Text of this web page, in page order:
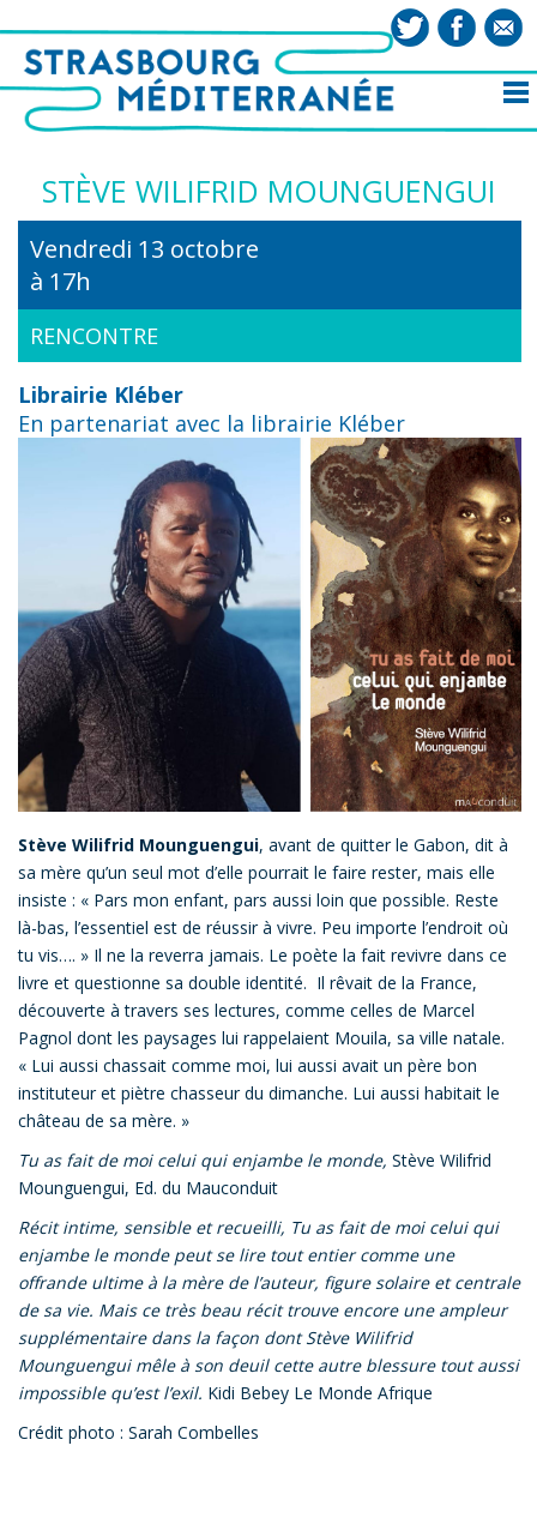
STÈVE WILIFRID MOUNGUENGUI
Vendredi 13 octobre
à 17h
RENCONTRE
Librairie Kléber
En partenariat avec la librairie Kléber
Stève Wilifrid Mounguengui, avant de quitter le Gabon, dit à
sa mère qu’un seul mot d’elle pourrait le faire rester, mais elle
insiste : « Pars mon enfant, pars aussi loin que possible. Reste
là-bas, l’essentiel est de réussir à vivre. Peu importe l’endroit où
tu vis…. » Il ne la reverra jamais. Le poète la fait revivre dans ce
livre et questionne sa double identité. Il rêvait de la France,
découverte à travers ses lectures, comme celles de Marcel
Pagnol dont les paysages lui rappelaient Mouila, sa ville natale.
« Lui aussi chassait comme moi, lui aussi avait un père bon
instituteur et piètre chasseur du dimanche. Lui aussi habitait le
château de sa mère. »
Tu as fait de moi celui qui enjambe le monde, Stève Wilifrid
Mounguengui, Ed. du Mauconduit
Récit intime, sensible et recueilli, Tu as fait de moi celui qui
enjambe le monde peut se lire tout entier comme une
offrande ultime à la mère de l’auteur, figure solaire et centrale
de sa vie. Mais ce très beau récit trouve encore une ampleur
supplémentaire dans la façon dont Stève Wilifrid
Mounguengui mêle à son deuil cette autre blessure tout aussi
impossible qu’est l’exil. Kidi Bebey Le Monde Afrique
Crédit photo : Sarah Combelles